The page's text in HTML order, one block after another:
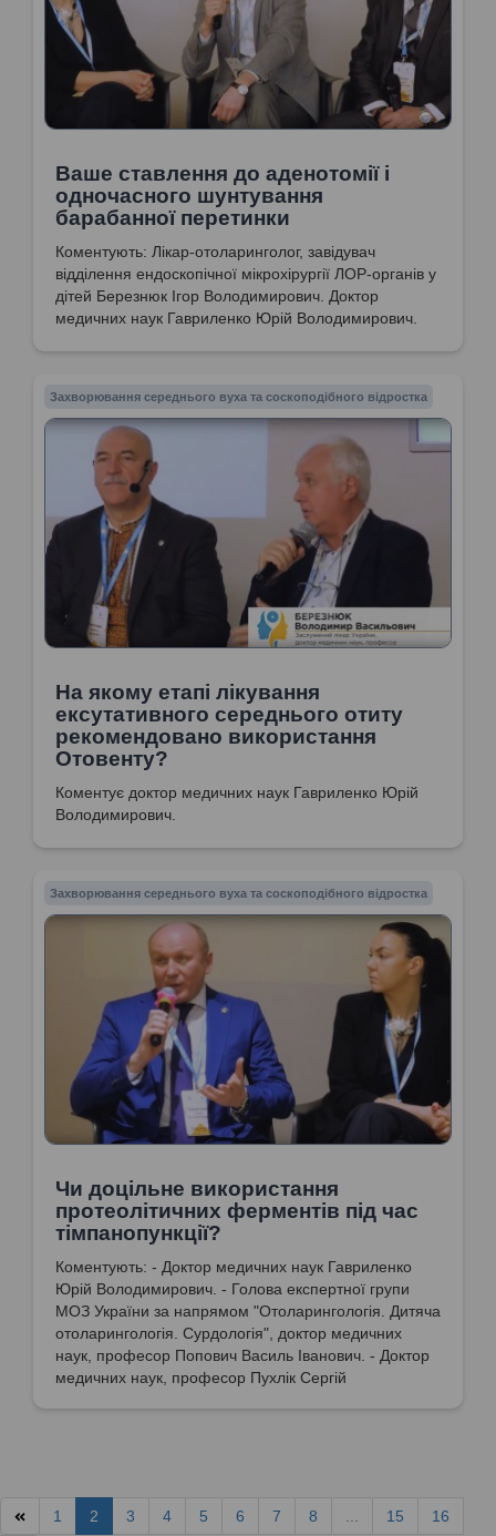
Ваше ставлення до аденотомії і
одночасного шунтування
барабанної перетинки
Коментують: Лікар-отоларинголог, завідувач
відділення ендоскопічної мікрохірургії ЛОР-органів у
дітей Березнюк Ігор Володимирович. Доктор
медичних наук Гавриленко Юрій Володимирович.
Захворювання середнього вуха та соскоподібного відростка
На якому етапі лікування
ексутативного середнього отиту
рекомендовано використання
Отовенту?
Коментує доктор медичних наук Гавриленко Юрій
Володимирович.
Захворювання середнього вуха та соскоподібного відростка
Чи доцільне використання
протеолітичних ферментів під час
тімпанопункції?
Коментують: - Доктор медичних наук Гавриленко
Юрій Володимирович. - Голова експертної групи
МОЗ України за напрямом "Отоларингологія. Дитяча
отоларингологія. Сурдологія", доктор медичних
наук, професор Попович Василь Іванович. - Доктор
медичних наук, професор Пухлік Сергій
1 2 3 4 5 6 7 8 15 16